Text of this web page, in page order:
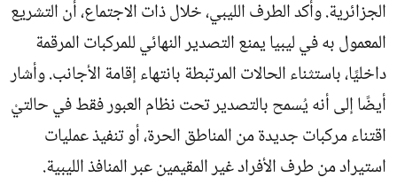
الجزائرية. وأكد الطرف الليبي، خلال ذات الاجتماع، أن التشريع
المعمول به في ليبيا يمنع التصدير النهائي للمركبات المرقمة
داخليًا، باستثناء الحالات المرتبطة بانتهاء إقامة الأجانب. وأشار
أيضًا إلى أنه يُسمح بالتصدير تحت نظام العبور فقط في حالتيْ
اقتناء مركبات جديدة من المناطق الحرة، أو تنفيذ عمليات
استيراد من طرف الأفراد غير المقيمين عبر المنافذ الليبية.